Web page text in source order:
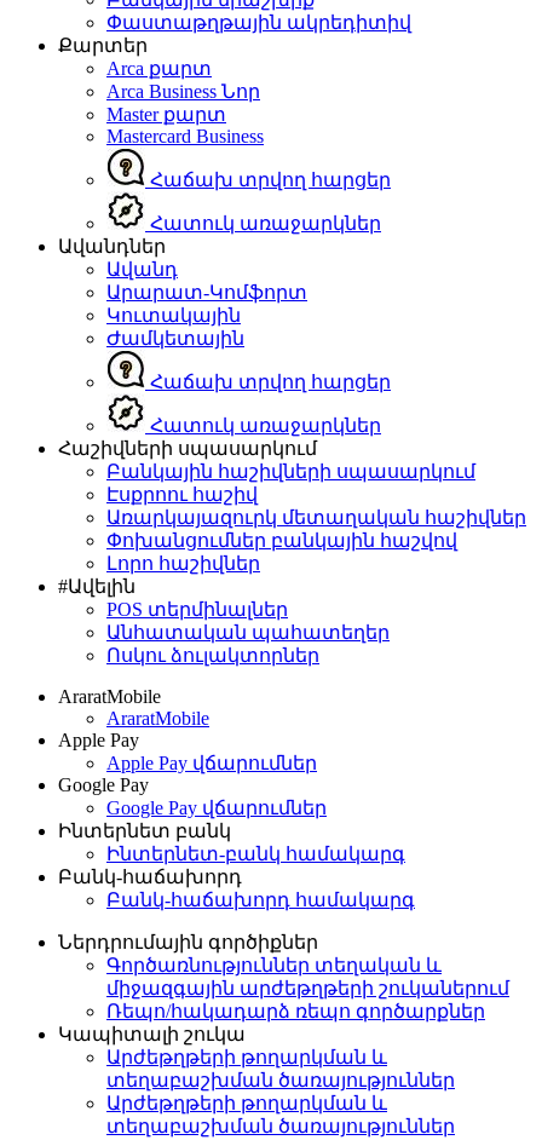
Փաստաթղթային ակրեդիտիվ
Քարտեր
Arca քարտ
Arca Business Նոր
Master քարտ
Mastercard Business
Հաճախ տրվող հարցեր
Հատուկ առաջարկներ
Ավանդներ
Ավանդ
Արարատ-Կոմֆորտ
Կուտակային
Ժամկետային
Հաճախ տրվող հարցեր
Հատուկ առաջարկներ
Հաշիվների սպասարկում
Բանկային հաշիվների սպասարկում
Էսքրոու հաշիվ
Առարկայազուրկ մետաղական հաշիվներ
Փոխանցումներ բանկային հաշվով
Լորո հաշիվներ
#Ավելին
POS տերմինալներ
Անհատական պահատեղեր
Ոսկու ձուլակտորներ
AraratMobile
AraratMobile
Apple Pay
Apple Pay վճարումներ
Google Pay
Google Pay վճարումներ
Ինտերնետ բանկ
Ինտերնետ-բանկ համակարգ
Բանկ-հաճախորդ
Բանկ-հաճախորդ համակարգ
Ներդրումային գործիքներ
Գործառնություններ տեղական և
միջազգային արժեթղթերի շուկաներում
Ռեպո/հակադարձ ռեպո գործարքներ
Կապիտալի շուկա
Արժեթղթերի թողարկման և
տեղաբաշխման ծառայություններ
Արժեթղթերի թողարկման և
տեղաբաշխման ծառայություններ